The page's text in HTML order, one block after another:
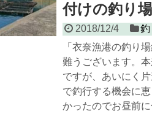
付けの釣り場
2018/12/4
釣
「衣奈漁港の釣り
難うございます。
ですが、あいにく
で釣行する機会に
かったのでお昼前